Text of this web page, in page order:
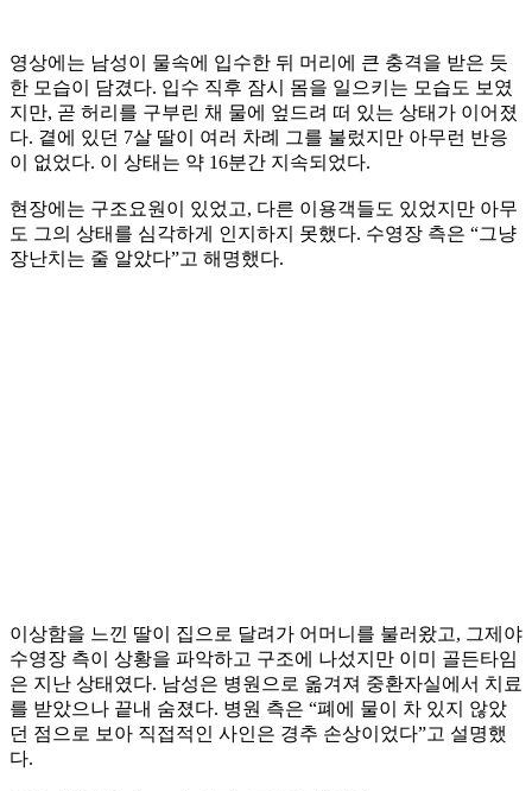
영상에는 남성이 물속에 입수한 뒤 머리에 큰 충격을 받은 듯
한 모습이 담겼다. 입수 직후 잠시 몸을 일으키는 모습도 보였
지만, 곧 허리를 구부린 채 물에 엎드려 떠 있는 상태가 이어졌
다. 곁에 있던 7살 딸이 여러 차례 그를 불렀지만 아무런 반응
이 없었다. 이 상태는 약 16분간 지속되었다.
현장에는 구조요원이 있었고, 다른 이용객들도 있었지만 아무
도 그의 상태를 심각하게 인지하지 못했다. 수영장 측은 “그냥
장난치는 줄 알았다”고 해명했다.
이상함을 느낀 딸이 집으로 달려가 어머니를 불러왔고, 그제야
수영장 측이 상황을 파악하고 구조에 나섰지만 이미 골든타임
은 지난 상태였다. 남성은 병원으로 옮겨져 중환자실에서 치료
를 받았으나 끝내 숨졌다. 병원 측은 “폐에 물이 차 있지 않았
던 점으로 보아 직접적인 사인은 경추 손상이었다”고 설명했
다.